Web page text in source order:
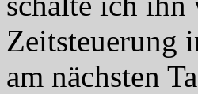
Zeitsteuerung
am nächsten